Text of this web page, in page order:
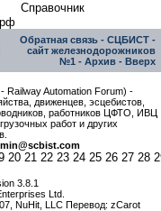
Справочник
Обратная связь - СЦБИСТ -
сайт железнодорожников
№1 - Архив - Вверх
Automation Forum) -
движенцев, эсцебистов,
работников ЦФТО, ИВЦ
работ и других
20 21 22 23 24 25 26 27 28
3.8.1
Ltd.
NuHit, LLC Перевод: zCarot